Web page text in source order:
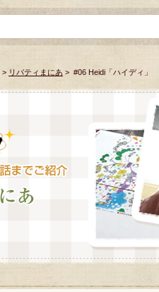
> リバティまにあ > #06 Heidi「ハイディ」